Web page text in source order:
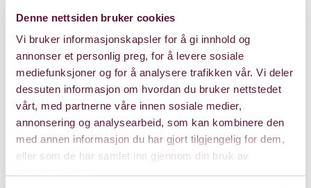
Denne nettsiden bruker cookies
Vi bruker informasjonskapsler for å gi innhold og
annonser et personlig preg, for å levere sosiale
mediefunksjoner og for å analysere trafikken vår. Vi deler
dessuten informasjon om hvordan du bruker nettstedet
vårt, med partnerne våre innen sosiale medier,
annonsering og analysearbeid, som kan kombinere den
med annen informasjon du har gjort tilgjengelig for dem,
eller som de har samlet inn gjennom din bruk av
Kulturhuset Stabekk Kino